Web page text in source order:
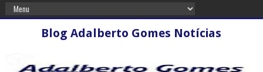
Blog Adalberto Gomes Notícias